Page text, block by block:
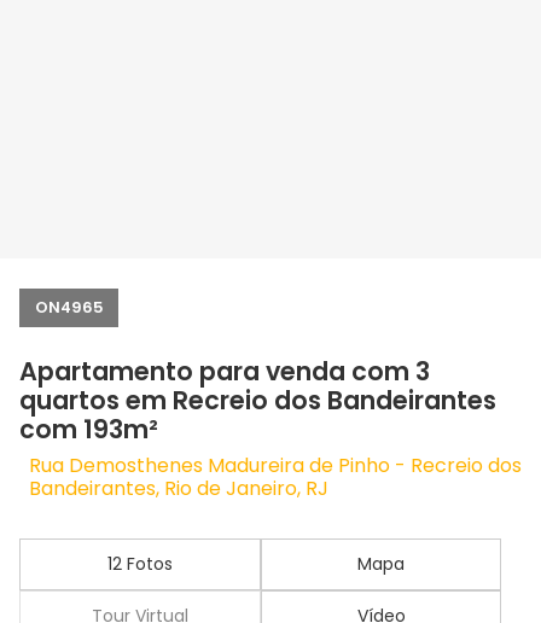
ON4965
Apartamento para venda com 3
quartos em Recreio dos Bandeirantes
com 193m²
Rua Demosthenes Madureira de Pinho - Recreio dos
Bandeirantes, Rio de Janeiro, RJ
12 Fotos Mapa
Tour Virtual Vídeo